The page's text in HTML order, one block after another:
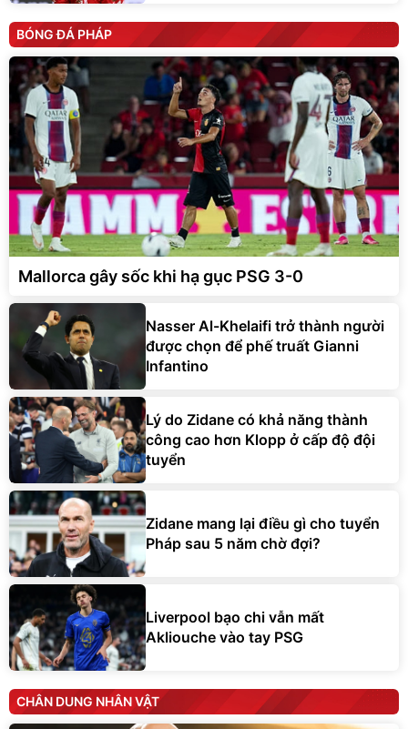
BÓNG ĐÁ PHÁP
Mallorca gây sốc khi hạ gục PSG 3-0
Nasser Al-Khelaifi trở thành người
được chọn để phế truất Gianni
Infantino
Lý do Zidane có khả năng thành
công cao hơn Klopp ở cấp độ đội
tuyển
Zidane mang lại điều gì cho tuyển
Pháp sau 5 năm chờ đợi?
Liverpool bạo chi vẫn mất
Akliouche vào tay PSG
CHÂN DUNG NHÂN VẬT